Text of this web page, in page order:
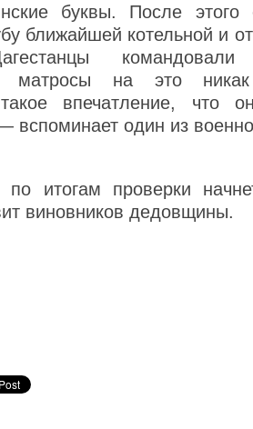
буквы. После
ближайшей котельной и
матросы на это
впечатление, что
вспоминает один из
по итогам проверки
виновников дедовщины.